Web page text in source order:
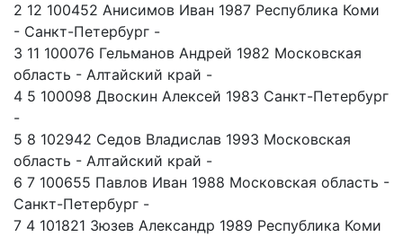
2 12 100452 Анисимов Иван 1987 Республика Коми
- Санкт-Петербург -
3 11 100076 Гельманов Андрей 1982 Московская
область - Алтайский край -
4 5 100098 Двоскин Алексей 1983 Санкт-Петербург
-
5 8 102942 Седов Владислав 1993 Московская
область - Алтайский край -
6 7 100655 Павлов Иван 1988 Московская область -
Санкт-Петербург -
7 4 101821 Зюзев Александр 1989 Республика Коми